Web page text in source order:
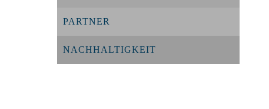
PARTNER
NACHHALTIGKEIT